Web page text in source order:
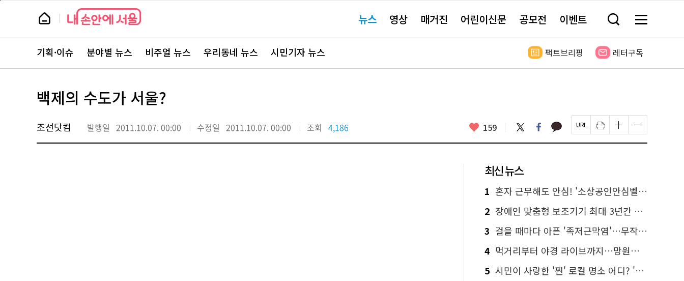
본
뉴
스 요뉴스 영상 매거진 어린이신문 공모전 이벤트 검
창
기
메
전
보
뉴
스
주
서
바
로
기획·이슈 분야별 뉴스 비주얼 뉴스 우리동네 뉴스 시민기자 뉴스 팩트브리핑 레터구독
백제의 수도가 서울?
조선닷컴 발행일 2011.10.07. 00:00 수정일 2011.10.07. 00:00 조회 4,186 좋
요
159 트
위
터
페
이
스
카
카 페
이
지
인
쇄
하
글
자
크
하
기
글
자
크
하
기
최신 뉴스
1 혼자 근무해도 안심! '소상공인안심벨' 신청하세요
2 장애인 맞춤형 보조기기 최대 3년간 무상 대여…삶의 질 높인다
3 걸을 때마다 아픈 '족저근막염'…무작정 참지 말고 '이것' 해보세요!
4 먹거리부터 야경 라이브까지…망원한강공원 알짜 코스
5 시민이 사랑한 '찐' 로컬 명소 어디? '서울에디션25' 추천 코스
페